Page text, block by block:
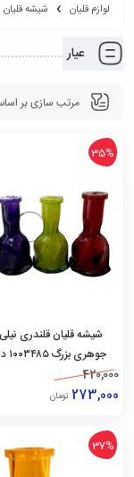
لوازم قلیان شیشه قلیان
عیار
35%
شیشه قلیان قلندری
جوهری بزرگ ۱۰۰۳۴۸۵ دیجی قلیون
420,000
273,000 تومان
37%